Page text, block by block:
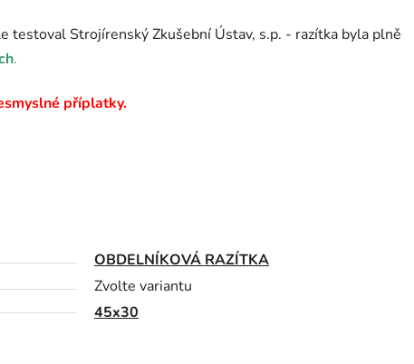
testoval Strojírenský Zkušební Ústav, s.p. - razítka byla plně
.
příplatky.
OBDELNÍKOVÁ RAZÍTKA
Zvolte variantu
45x30